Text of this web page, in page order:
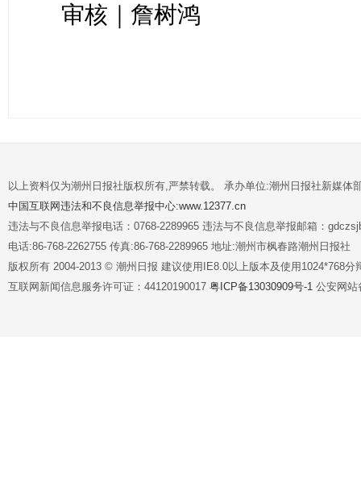
审核｜詹树鸿
以上资料仅为潮州日报社版权所有,严禁转载。 承办单位:潮州日报社新媒体
中国互联网违法和不良信息举报中心:www.12377.cn
违法与不良信息举报电话：0768-2289965 违法与不良信息举报邮箱：
电话:86-768-2262755 传真:86-768-2289965 地址:潮州市枫春路潮州日报社
版权所有 2004-2013 © 潮州日报 建议使用IE8.0以上版本及使用1024*768分
互联网新闻信息服务许可证：44120190017 粤ICP备13030909号-1 公安网站